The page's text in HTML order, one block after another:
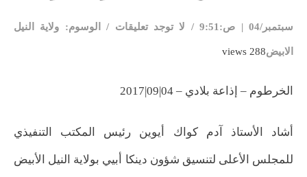
سبتمبر/04 | ص:9:51 / لا توجد تعليقات / الوسوم: ولاية النيل
الابيض288 views
الخرطوم – إذاعة بلادي – 04|09|2017
أشاد الأستاذ آدم كواك أيوين رئيس المكتب التنفيذي
للمجلس الأعلى لتنسيق شؤون دينكا أبيي بولاية النيل الأبيض